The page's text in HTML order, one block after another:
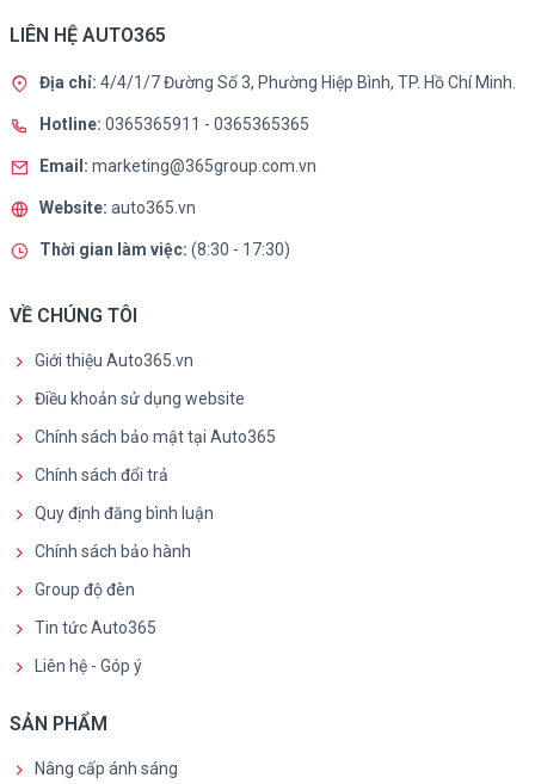
LIÊN HỆ AUTO365
Địa chỉ: 4/4/1/7 Đường Số 3, Phường Hiệp Bình, TP. Hồ Chí Minh.
Hotline: 0365365911 - 0365365365
Email: marketing@365group.com.vn
Website: auto365.vn
Thời gian làm việc: (8:30 - 17:30)
VỀ CHÚNG TÔI
Giới thiệu Auto365.vn
Điều khoản sử dụng website
Chính sách bảo mật tại Auto365
Chính sách đổi trả
Quy định đăng bình luận
Chính sách bảo hành
Group độ đèn
Tin tức Auto365
Liên hệ - Góp ý
SẢN PHẨM
Nâng cấp ánh sáng